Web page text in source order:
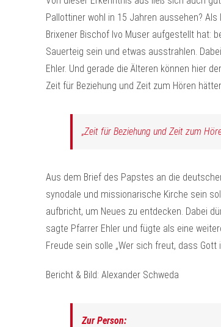
Pallottiner wohl in 15 Jahren aussehen?
Brixener Bischof Ivo Muser aufgestellt hat:
Sauerteig sein und etwas ausstrahlen.
Ehler. Und gerade die Älteren können hier
Zeit für Beziehung und Zeit zum Hören
„Zeit für Beziehung und Zeit zum
Aus dem Brief des Papstes an die
synodale und missionarische Kirche sein
aufbricht, um Neues zu entdecken. Dabei
sagte Pfarrer Ehler und fügte als eine
Freude sein solle „Wer sich freut, dass
Bericht & Bild: Alexander Schweda
Zur Person: